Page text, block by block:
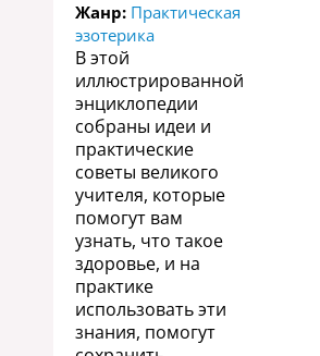
Жанр: Практическая
эзотерика
В этой
иллюстрированной
энциклопедии
собраны идеи и
практические
советы великого
учителя, которые
помогут вам
узнать, что такое
здоровье, и на
практике
использовать эти
знания, помогут